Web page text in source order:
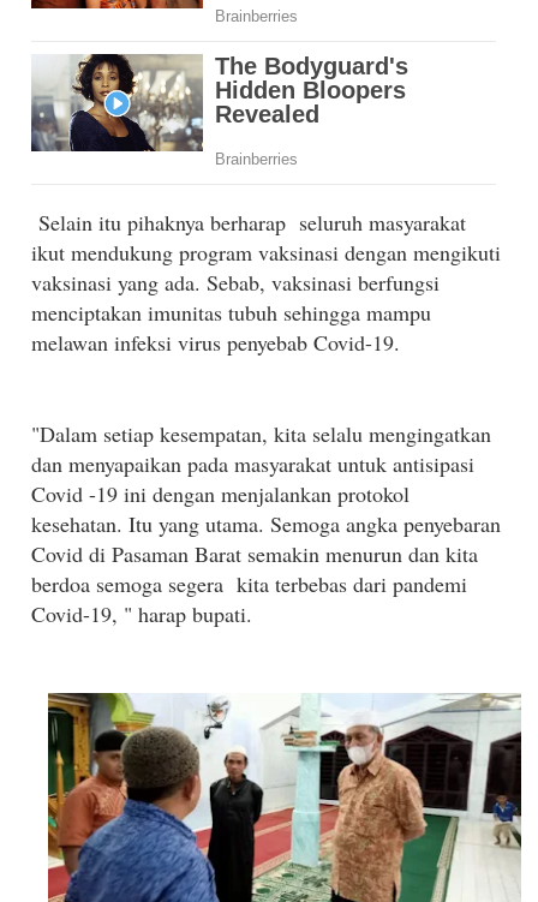
Selain itu pihaknya berharap seluruh masyarakat
ikut mendukung program vaksinasi dengan mengikuti
vaksinasi yang ada. Sebab, vaksinasi berfungsi
menciptakan imunitas tubuh sehingga mampu
melawan infeksi virus penyebab Covid-19.
"Dalam setiap kesempatan, kita selalu mengingatkan
dan menyapaikan pada masyarakat untuk antisipasi
Covid -19 ini dengan menjalankan protokol
kesehatan. Itu yang utama. Semoga angka penyebaran
Covid di Pasaman Barat semakin menurun dan kita
berdoa semoga segera kita terbebas dari pandemi
Covid-19, " harap bupati.